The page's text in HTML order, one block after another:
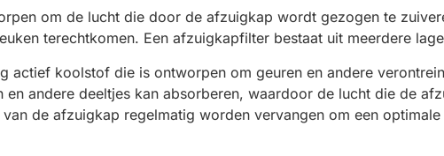
om de lucht die door de afzuigkap wordt gezogen te
terechtkomen. Een afzuigkapfilter bestaat uit meerdere
actief koolstof die is ontworpen om geuren en andere
andere deeltjes kan absorberen, waardoor de lucht die de
de afzuigkap regelmatig worden vervangen om een